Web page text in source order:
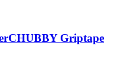
CHUBBY Griptape